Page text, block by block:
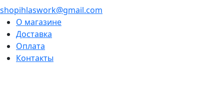
shopihlaswork@gmail.com
О магазине
Доставка
Оплата
Контакты